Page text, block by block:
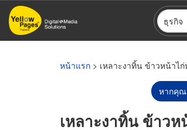
ข้าม
ไป
ธุรกิจ
หน้าแรก > เหลาะงาทิ้น ข้าวหน้าไ
หากคุณ
เหลาะงาทิ้น ข้าว